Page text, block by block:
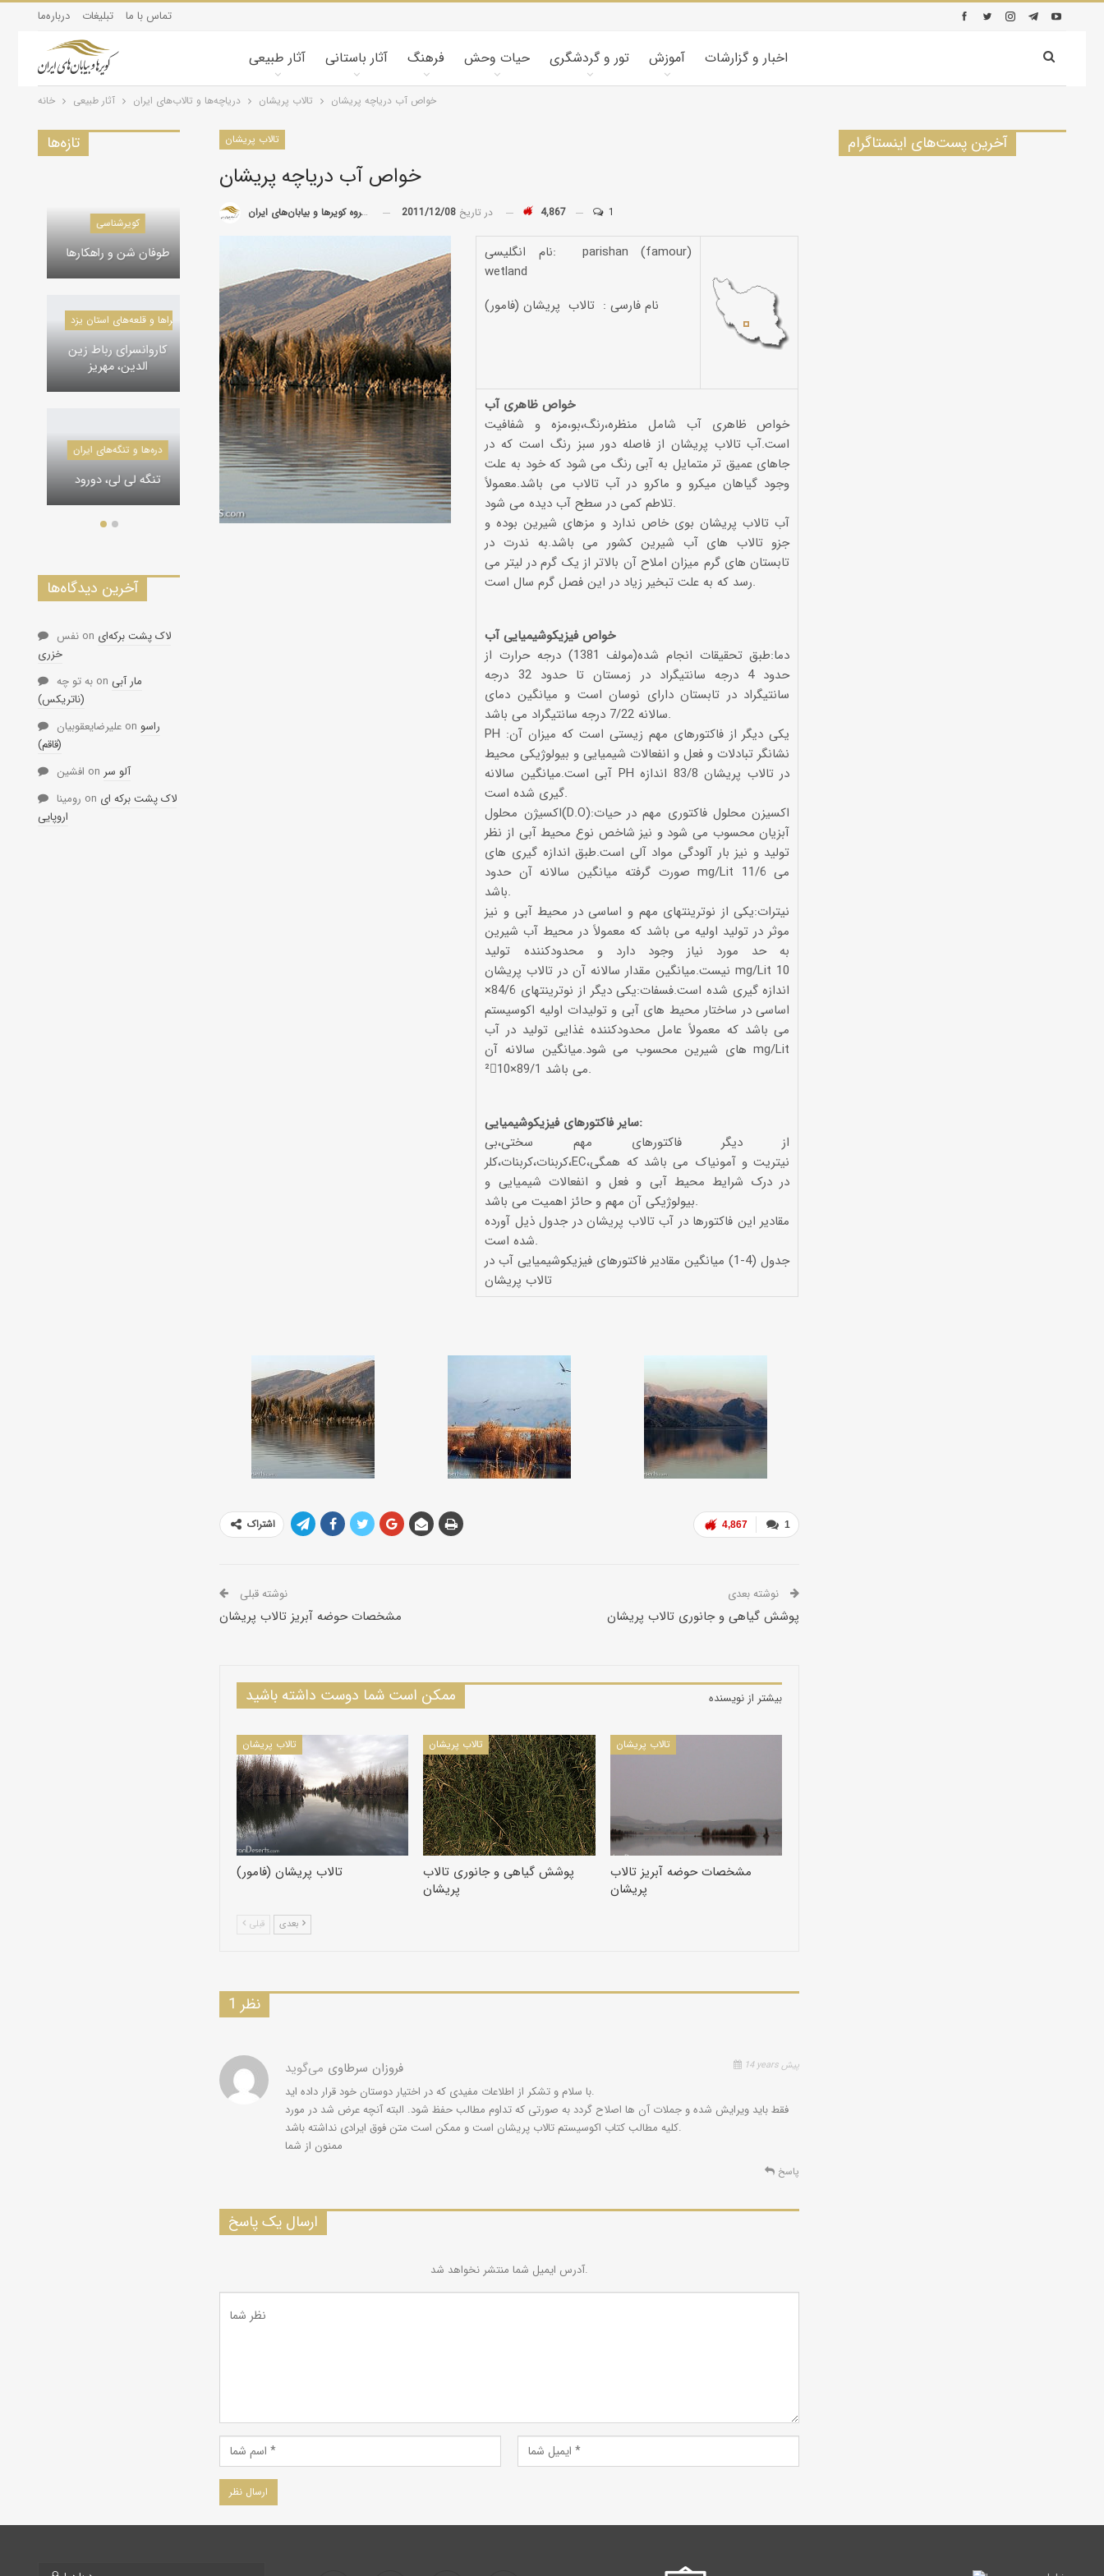
درباره‌ما تبلیغات تماس با ما
آثار طبیعی آثار باستانی فرهنگ حیات وحش تور و گردشگری آموزش اخبار و گزارشات
خانه آثار طبیعی درياچه‌‌ها و تالاب‌های ایران تالاب پریشان خواص آب دریاچه پریشان
تالاب پریشان
خواص آب دریاچه پریشان
توسط گروه کویرها و بیابان‌های ایران در تاریخ 2011/12/08 4,867 1
نام انگلیسی: parishan (famour)
wetland
خواص ظاهری آب
خواص ظاهری آب شامل منظره،رنگ،بو،مزه و شفافیت
است.آب تالاب پریشان از فاصله دور سبز رنگ است که در
جاهای عمیق تر متمایل به آبی رنگ می شود که خود به علت
وجود گیاهان میکرو و ماکرو در آب تالاب می باشد.معمولاً
تلاطم کمی در سطح آب دیده می شود.
آب تالاب پریشان بوی خاص ندارد و مزهای شیرین بوده و
جزو تالاب های آب شیرین کشور می باشد.به ندرت در
تابستان های گرم میزان املاح آن بالاتر از یک گرم در لیتر می
رسد که به علت تبخیر زیاد در این فصل گرم سال است.
خواص فیزیکوشیمیایی آب
دما:طبق تحقیقات انجام شده(مولف 1381) درجه حرارت از
حدود 4 درجه سانتیگراد در زمستان تا حدود 32 درجه
سانتیگراد در تابستان دارای نوسان است و میانگین دمای
سالانه 7/22 درجه سانتیگراد می باشد.
PH :یکی دیگر از فاکتورهای مهم زیستی است که میزان آن
نشانگر تبادلات و فعل و انفعالات شیمیایی و بیولوژیکی محیط
آبی است.میانگین سالانه PH در تالاب پریشان 83/8 اندازه
گیری شده است.
اکسیژن محلول(D.O):اکسیزن محلول فاکتوری مهم در حیات
آبزیان محسوب می شود و نیز شاخص نوع محیط آبی از نظر
تولید و نیز بار آلودگی مواد آلی است.طبق اندازه گیری های
صورت گرفته میانگین سالانه آن حدود mg/Lit 11/6 می
باشد.
نیترات:یکی از نوترینتهای مهم و اساسی در محیط آبی و نیز
موثر در تولید اولیه می باشد که معمولاً در محیط آب شیرین
به حد مورد نیاز وجود دارد و محدودکننده تولید
نیست.میانگین مقدار سالانه آن در تالاب پریشان mg/Lit 10
×84/6 اندازه گیری شده است.فسفات:یکی دیگر از نوترینتهای
اساسی در ساختار محیط های آبی و تولیدات اولیه اکوسیستم
می باشد که معمولاً عامل محدودکننده غذایی تولید در آب
های شیرین محسوب می شود.میانگین سالانه آن mg/Lit
²10×89/1 می باشد.
سایر فاکتورهای فیزیکوشیمیایی:
از دیگر فاکتورهای مهم سختی،بی
کربنات،کربنات،کلر،EC،نیتریت و آمونیاک می باشد که همگی
در درک شرایط محیط آبی و فعل و انفعالات شیمیایی و
بیولوژیکی آن مهم و حائز اهمیت می باشد.
مقادیر این فاکتورها در آب تالاب پریشان در جدول ذیل آورده
شده است.
جدول (4-1) میانگین مقادیر فاکتورهای فیزیکوشیمیایی آب در
تالاب پریشان
1
4,867 اشتراک
نوشته قبلی
مشخصات حوضه آبریز تالاب پریشان پوشش گیاهی و جانوری تالاب پریشان
ممکن است شما دوست داشته باشید بیشتر از نویسنده
تالاب پریشان
تالاب پريشان (فامور)
تالاب پریشان
پوشش گیاهی و جانوری تالاب
پریشان
تالاب پریشان
مشخصات حوضه آبریز تالاب
پریشان
قبلی
1 نظر
فروزان سرطاوی می‌گوید 14 years پیش
با سلام و تشکر از اطلاعات مفیدی که در اختیار دوستان خود قرار داده اید.
فقط باید ویرایش شده و جملات آن ها اصلاح گردد به صورتی که تداوم مطالب حفظ شود. البته آنچه عرض شد در مورد
کلیه مطالب کتاب اکوسیستم تالاب پریشان است و ممکن است متن فوق ایرادی نداشته باشد.
ممنون از شما
پاسخ
ارسال یک پاسخ
آدرس ایمیل شما منتشر نخواهد شد.
آخرین پست‌های اینستاگرام تازه‌ها
کویرشناسی
طوفان شن و راهکارها
کاروانسراها و قلعه‌های استان یزد
کاروانسرای رباط زین
الدین، مهریز
دره‌ها و تنگه‌های ایران
تنگه لی لی، دورود
دره‌ها و تنگه‌های ایران
کلیسا‌های تاریخی ایران
کلیسا گردی، ماکو
درياچه‌‌ها و تالاب‌های ایران
The Lagoonal Geo-
Tourism, Maku
طوفان شن و راهکارها
کاروانسرای رباط زین
الدین، مهریز
دره‌ها و تنگه‌های ایران
تنگه لی لی، دورود
آخرین دیدگاه‌ها
نفس on لاک پشت برکه‌ای
خزری
به تو چه on مار آبی
(ناتریکس)
علیرضایعقوبیان on راسو
(قاقم)
افشین on آلو سر
رومینا on لاک پشت برکه ای
اروپایی